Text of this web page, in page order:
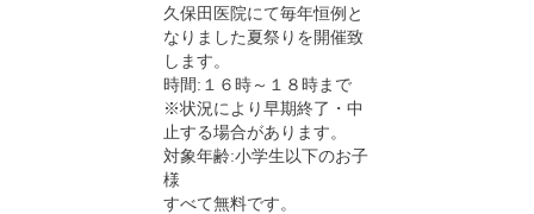
久保田医院にて毎年恒例と
なりました夏祭りを開催致
します。
時間:１６時～１８時まで
※状況により早期終了・中
止する場合があります。
対象年齢:小学生以下のお子
様
すべて無料です。